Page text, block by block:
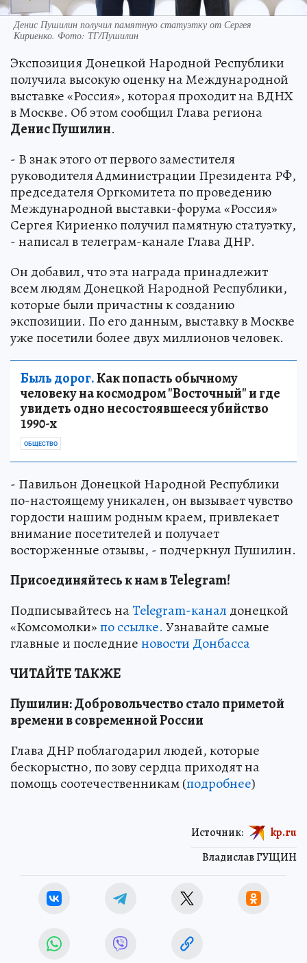
Денис Пушилин получил памятную статуэтку от Сергея
Кириенко. Фото: ТГ/Пушилин
Экспозиция Донецкой Народной Республики
получила высокую оценку на Международной
выставке «Россия», которая проходит на ВДНХ
в Москве. Об этом сообщил Глава региона
Денис Пушилин.
- В знак этого от первого заместителя
руководителя Администрации Президента РФ,
председателя Оргкомитета по проведению
Международной выставки-форума «Россия»
Сергея Кириенко получил памятную статуэтку,
- написал в телеграм-канале Глава ДНР.
Он добавил, что эта награда принадлежит
всем людям Донецкой Народной Республики,
которые были причастны к созданию
экспозиции. По его данным, выставку в Москве
уже посетили более двух миллионов человек.
Быль дорог.Как попасть обычному
человеку на космодром "Восточный" и где
увидеть одно несостоявшееся убийство
1990-х
ОБЩЕСТВО
- Павильон Донецкой Народной Республики
по-настоящему уникален, он вызывает чувство
гордости нашим родным краем, привлекает
внимание посетителей и получает
восторженные отзывы, - подчеркнул Пушилин.
Присоединяйтесь к нам в Telegram!
Подписывайтесь наTelegram-канал донецкой
«Комсомолки»по ссылке. Узнавайте самые
главные и последниеновости Донбасса
ЧИТАЙТЕ ТАКЖЕ
Пушилин: Добровольчество стало приметой
времени в современной России
Глава ДНР поблагодарил людей, которые
бескорыстно, по зову сердца приходят на
помощь соотечественникам (подробнее)
Владислав ГУЩИН
Источник: kp.ru